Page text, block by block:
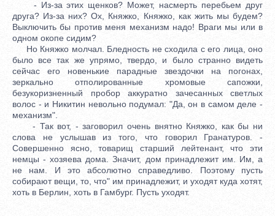
- Из-за этих щенков? Может, насмерть перебьем друг
друга? Из-за них? Ох, Княжко, Княжко, как жить мы будем?
Выключить бы против меня механизм надо! Враги мы или в
одном окопе сидим?
Но Княжко молчал. Бледность не сходила с его лица, оно
было все так же упрямо, твердо, и было странно видеть
сейчас его новенькие парадные звездочки на погонах,
зеркально отполированные хромовые сапожки,
безукоризненный пробор аккуратно зачесанных светлых
волос - и Никитин невольно подумал: "Да, он в самом деле -
механизм".
- Так вот, - заговорил очень внятно Княжко, как бы ни
слова не услышав из того, что говорил Гранатуров. -
Совершенно ясно, товарищ старший лейтенант, что эти
немцы - хозяева дома. Значит, дом принадлежит им. Им, а
не нам. И это абсолютно справедливо. Поэтому пусть
собирают вещи, то, что" им принадлежит, и уходят куда хотят,
хоть в Берлин, хоть в Гамбург. Пусть уходят.